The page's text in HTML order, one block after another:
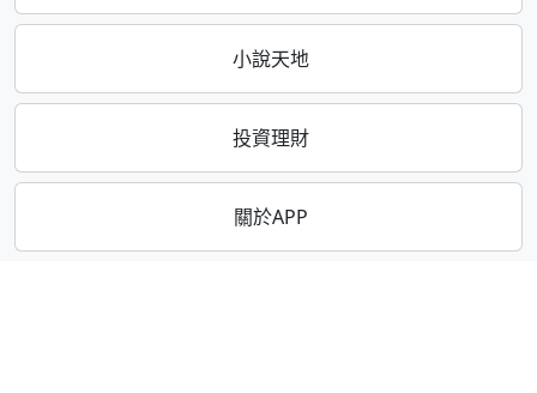
小說天地
投資理財
關於APP